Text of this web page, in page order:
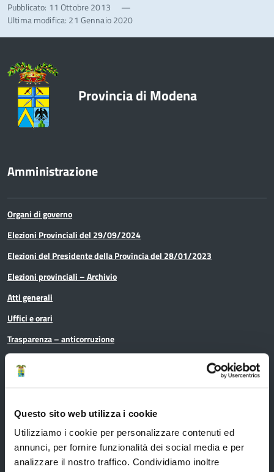
Questo sito web utilizza i cookie
Utilizziamo i cookie per personalizzare contenuti ed
annunci, per fornire funzionalità dei social media e per
analizzare il nostro traffico. Condividiamo inoltre
Pubblicato: 11 Ottobre 2013
—
Ultima modifica: 21 Gennaio 2020
Provincia di Modena
Amministrazione
Organi di governo
Elezioni Provinciali del 29/09/2024
Elezioni del Presidente della Provincia del 28/01/2023
Elezioni provinciali – Archivio
Atti generali
Uffici e orari
Trasparenza – anticorruzione
CUG – Comitato Unico di Garanzia per le Pari Opportunità
Certificazione di qualità
Servizi